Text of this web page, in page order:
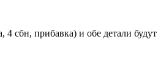
сбн, прибавка) и обе детали